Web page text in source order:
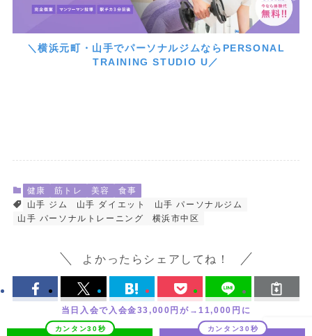
＼横浜元町・山手でパーソナルジムならPERSONAL
TRAINING STUDIO U／
健康 筋トレ 美容
食事
山手 ジム
山手 ダイエット
山手 パーソナルジム
山手 パーソナルトレーニング
横浜市中区
よかったらシェアしてね！
当日入会で入会金33,000円が→11,000円に